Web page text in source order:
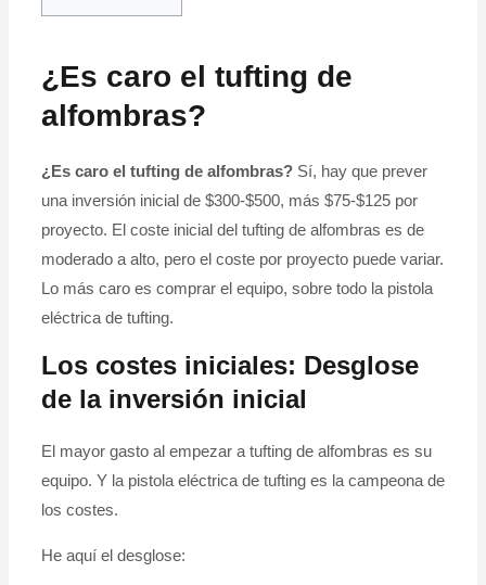
¿Es caro el tufting de
alfombras?
¿Es caro el tufting de alfombras?Sí, hay que prever
una inversión inicial de $300-$500, más $75-$125 por
proyecto. El coste inicial del tufting de alfombras es de
moderado a alto, pero el coste por proyecto puede variar.
Lo más caro es comprar el equipo, sobre todo la pistola
eléctrica de tufting.
Los costes iniciales: Desglose
de la inversión inicial
El mayor gasto al empezar a tufting de alfombras es su
equipo. Y la pistola eléctrica de tufting es la campeona de
los costes.
He aquí el desglose: